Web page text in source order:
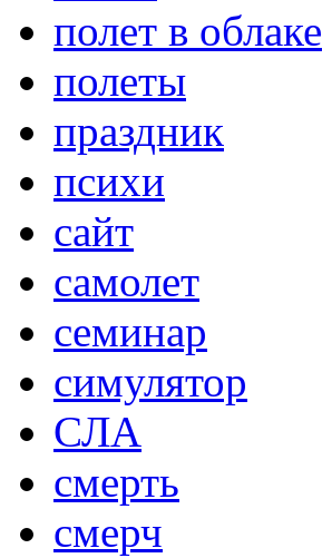
полет в облаке
полеты
праздник
психи
сайт
самолет
семинар
симулятор
СЛА
смерть
смерч